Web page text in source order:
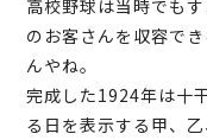
高校野球は当時でも
のお客さんを収容で
んやね。
完成した1924年は十
る日を表示する甲、